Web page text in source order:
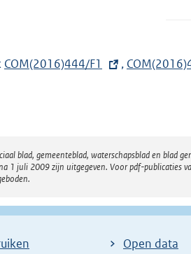
E
n
e
i
COM(2016)444/F1 , E
n
e
i
blad, gemeenteblad, waterschapsblad en blad
1 juli 2009 zijn uitgegeven. Voor pdf-publicaties
Open data